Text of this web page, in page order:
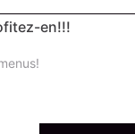
en!!!